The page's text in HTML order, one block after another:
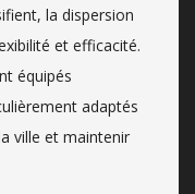
la dispersion
et efficacité.
équipés
adaptés
ville et maintenir